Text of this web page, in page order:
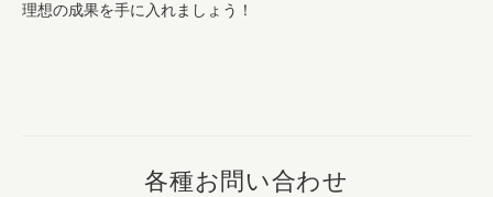
理想の成果を手に入れましょう！
各種お問い合わせ